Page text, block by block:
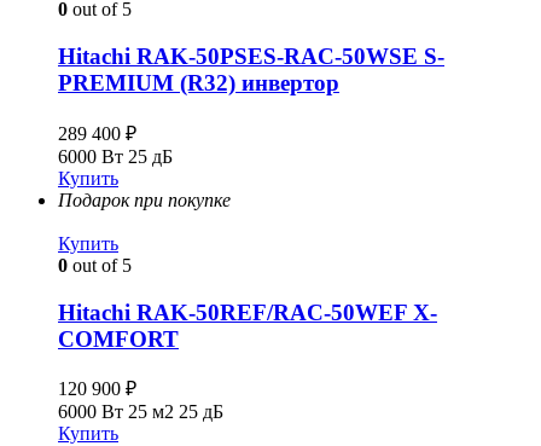
0 out of 5
Hitachi RAK-50PSES-RAC-50WSE S-
PREMIUM (R32) инвертор
289 400 ₽
6000 Вт 25 дБ
Купить
Подарок при покупке
Купить
0 out of 5
Hitachi RAK-50REF/RAC-50WEF X-
COMFORT
120 900 ₽
6000 Вт 25 м2 25 дБ
Купить